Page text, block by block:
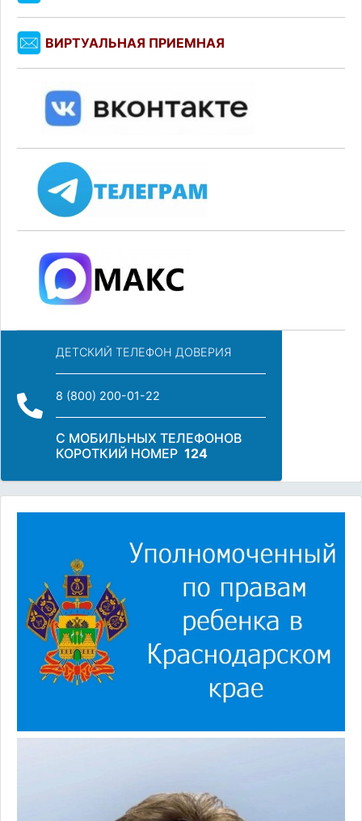
ВИРТУАЛЬНАЯ ПРИЕМНАЯ
ДЕТСКИЙ ТЕЛЕФОН ДОВЕРИЯ
8 (800) 200-01-22
С МОБИЛЬНЫХ ТЕЛЕФОНОВ
КОРОТКИЙ НОМЕР 124